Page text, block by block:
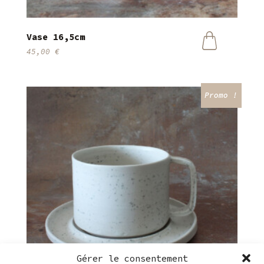
Gérer le consentement
Vase 16,5cm
45,00 €
Promo !